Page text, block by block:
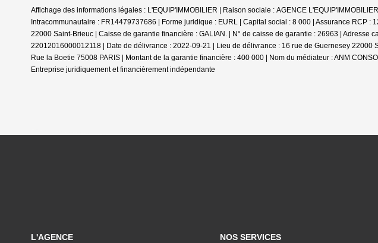
Affichage des informations légales : L'EQUIP'IMMOBILIER | Raison sociale : AGENCE
Intracommunautaire : FR14479737686 | Forme juridique : EURL | Capital social : 8 000 | Assurance RCP :
22000 Saint-Brieuc | Caisse de garantie financière : GALIAN. | N° de caisse de garantie : 26963 |
22012016000012118 | Date de délivrance : 2022-09-21 | Lieu de délivrance : 16 rue de Guernesey
Rue la Boetie 75008 PARIS | Montant de la garantie financière : 400 000 | Nom du médiateur : ANM
Entreprise juridiquement et financièrement indépendante
L'AGENCE NOS SERVICES